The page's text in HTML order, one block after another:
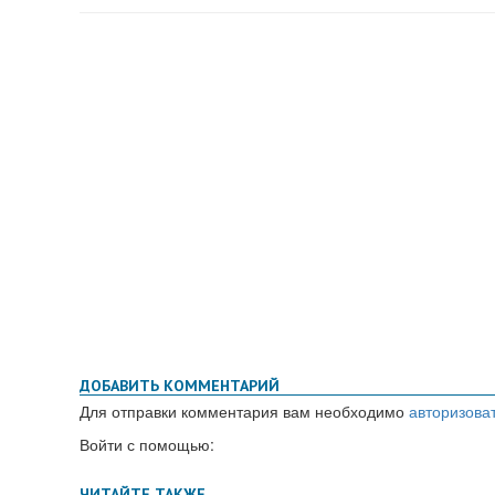
ДОБАВИТЬ КОММЕНТАРИЙ
Для отправки комментария вам необходимо
Войти с помощью: